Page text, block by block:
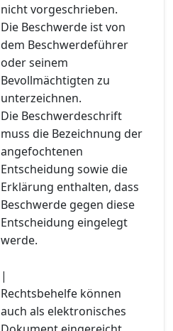
nicht vorgeschrieben.
Die Beschwerde ist von
dem Beschwerdeführer
oder seinem
Bevollmächtigten zu
unterzeichnen.
Die Beschwerdeschrift
muss die Bezeichnung der
angefochtenen
Entscheidung sowie die
Erklärung enthalten, dass
Beschwerde gegen diese
Entscheidung eingelegt
werde.
|
Rechtsbehelfe können
auch als elektronisches